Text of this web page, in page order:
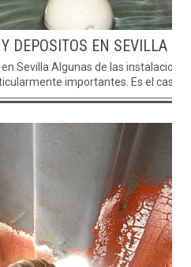
DEPOSITOS EN SEVILLA
Sevilla Algunas de las instalaciones
importantes. Es el caso...